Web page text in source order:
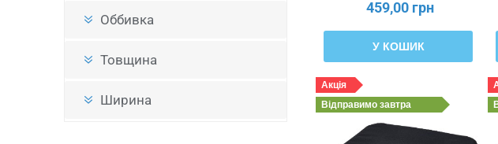
Оббивка
Товщина
Ширина
459,00 грн
У КОШИК
Акція
Відправимо завтра